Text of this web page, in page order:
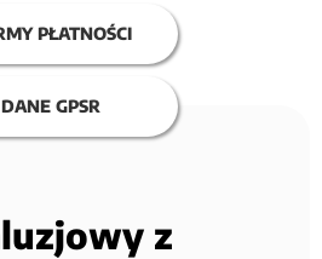
PŁATNOŚCI
DANE GPSR
z